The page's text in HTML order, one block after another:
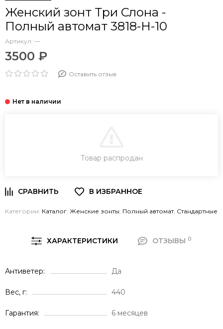
Женский зонт Три Слона -
Полный автомат 3818-H-10
Артикул: —
3500 ₽
Оставить отзыв
Товар распродан
Категории: Каталог, Женские зонты, Полный автомат, Стандартные
ХАРАКТЕРИСТИКИ ОТЗЫВЫ 0
Антиветер Да
Вес, г 440
Гарантия 6 месяцев